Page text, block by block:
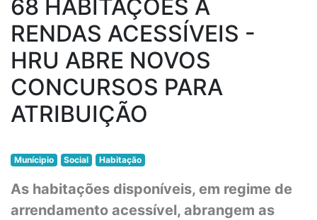
68 HABITAÇÕES A
RENDAS ACESSÍVEIS -
HRU ABRE NOVOS
CONCURSOS PARA
ATRIBUIÇÃO
Munícipio Social Habitação
As habitações disponíveis, em regime de
arrendamento acessível, abrangem as